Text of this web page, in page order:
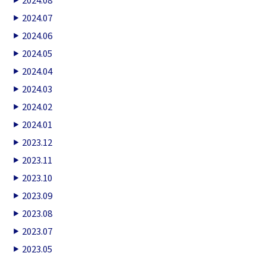
2024.07
2024.06
2024.05
2024.04
2024.03
2024.02
2024.01
2023.12
2023.11
2023.10
2023.09
2023.08
2023.07
2023.05